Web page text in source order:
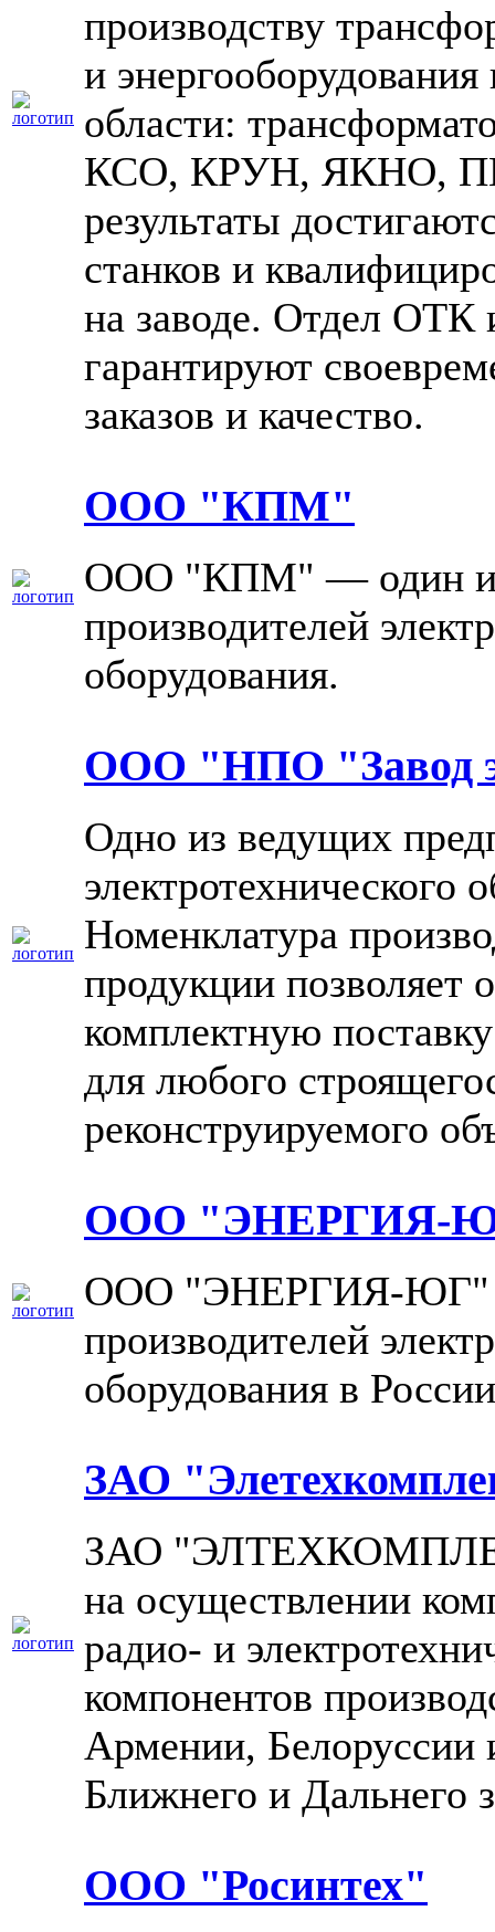
производству
и энергооборудования
области:
КСО, КРУН, ЯКНО,
результаты
станков и
на заводе. Отдел ОТК
гарантируют
заказов и качество.
ООО "КПМ"
ООО "КПМ" — один из
производителей
оборудования.
ООО "НПО "Завод
Одно из ведущих
электротехнического
Номенклатура
продукции позволяет
комплектную
для любого
реконструируемого
ООО "ЭНЕРГИЯ-
ООО "ЭНЕРГИЯ-ЮГ"
производителей
оборудования в
ЗАО
ЗАО
на осуществлении
радио- и
компонентов
Армении, Белоруссии
Ближнего и Дальнего
ООО "Росинтех"